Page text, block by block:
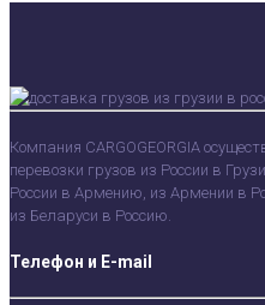
Компания CARGOGEORGIA
перевозки грузов из России в
России в Армению, из Армении в
из Беларуси в Россию.
Телефон и E-mail